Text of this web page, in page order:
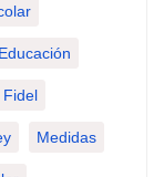
Educación
Fidel
Medidas